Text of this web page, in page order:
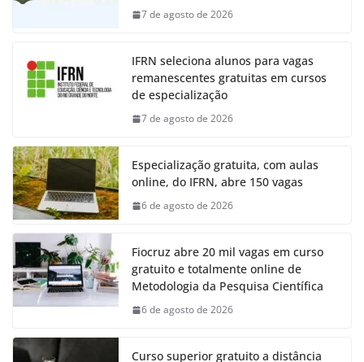
7 de agosto de 2026
IFRN seleciona alunos para vagas
remanescentes gratuitas em cursos
de especialização
7 de agosto de 2026
Especialização gratuita, com aulas
online, do IFRN, abre 150 vagas
6 de agosto de 2026
Fiocruz abre 20 mil vagas em curso
gratuito e totalmente online de
Metodologia da Pesquisa Científica
6 de agosto de 2026
Curso superior gratuito a distância